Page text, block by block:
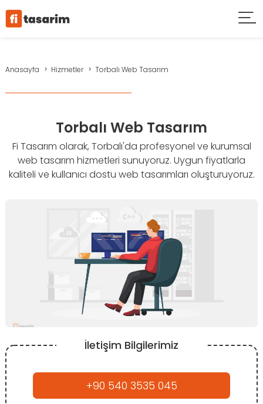
Anasayfa Hizmetler Torbalı Web Tasarım
Torbalı Web Tasarım
Fi Tasarım olarak, Torbalı'da profesyonel ve kurumsal
web tasarım hizmetleri sunuyoruz. Uygun fiyatlarla
kaliteli ve kullanıcı dostu web tasarımları oluşturuyoruz.
İletişim Bilgilerimiz
+90 540 3535 045